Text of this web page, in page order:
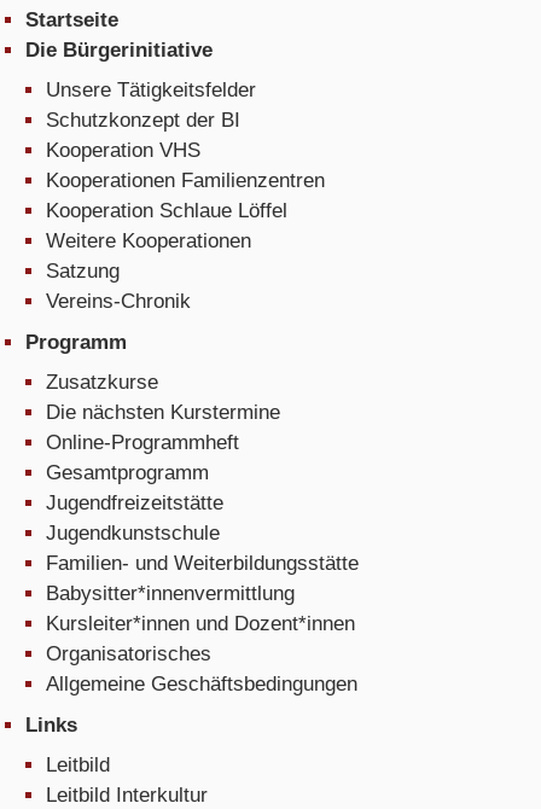
Startseite
Die Bürgerinitiative
Unsere Tätigkeitsfelder
Schutzkonzept der BI
Kooperation VHS
Kooperationen Familienzentren
Kooperation Schlaue Löffel
Weitere Kooperationen
Satzung
Vereins-Chronik
Programm
Zusatzkurse
Die nächsten Kurstermine
Online-Programmheft
Gesamtprogramm
Jugendfreizeitstätte
Jugendkunstschule
Familien- und Weiterbildungsstätte
Babysitter*innenvermittlung
Kursleiter*innen und Dozent*innen
Organisatorisches
Allgemeine Geschäftsbedingungen
Links
Leitbild
Leitbild Interkultur